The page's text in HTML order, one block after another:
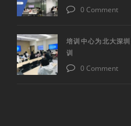
0 Comment
培训中心为北大深
训
0 Comment